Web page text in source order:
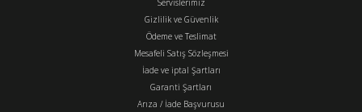
Ürün bilgilerinde hatalar bulunuyor.
Ürün fiyatı diğer sitelerden daha pahalı.
Bu ürüne benzer farklı alternatifler olmalı.
Servislerimiz
Gizlilik ve Güvenlik
Ödeme ve Teslimat
Mesafeli Satış Sözleşmesi
İade ve iptal Şartları
Garanti Şartları
Arıza / İade Başvurusu